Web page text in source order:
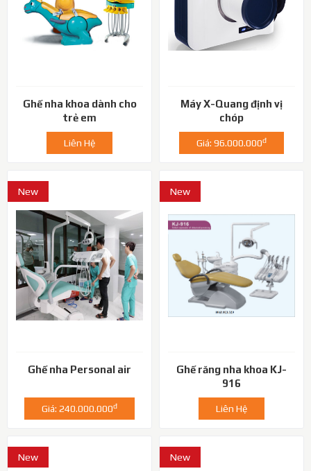
Ghế nha khoa dành cho
trẻ em
Liên Hệ
Máy X-Quang định vị
chóp
Giá: 96.000.000đ
New
Ghế nha Personal air
Giá: 240.000.000đ
New
Ghế răng nha khoa KJ-
916
Liên Hệ
New New